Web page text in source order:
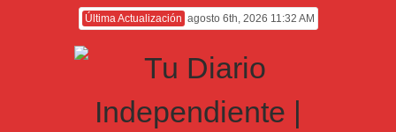
Última Actualización agosto 6th, 2026 11:32 AM